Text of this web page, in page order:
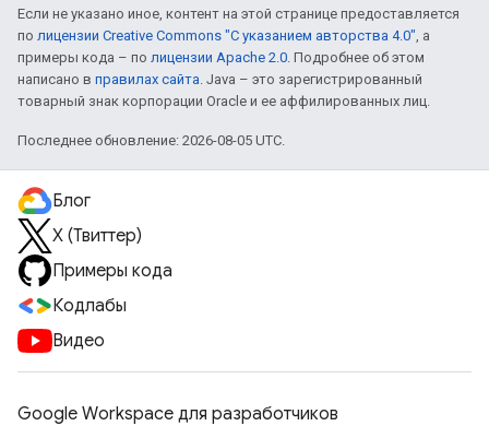
Если не указано иное, контент на этой странице предоставляется
по лицензии Creative Commons "С указанием авторства 4.0" , а
примеры кода – по лицензии Apache 2.0 . Подробнее об этом
написано в правилах сайта . Java – это зарегистрированный
товарный знак корпорации Oracle и ее аффилированных лиц.
Последнее обновление: 2026-08-05 UTC.
Блог
X (Твиттер)
Примеры кода
Кодлабы
Видео
Google Workspace для разработчиков